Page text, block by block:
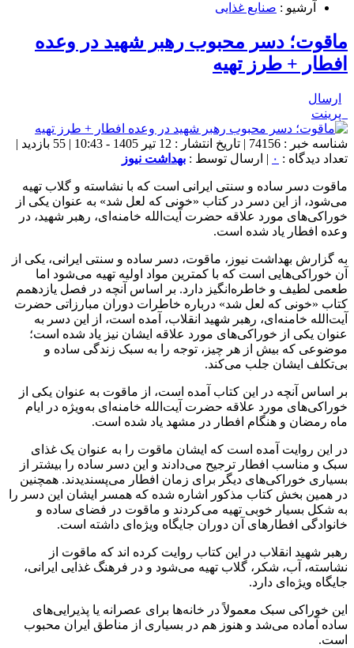
آرشیو : صنایع غذایی
ماقوت؛ دسر محبوب رهبر شهید در وعده
افطار + طرز تهیه
ارسال
پرینت
شناسه خبر : 74156 | تاریخ انتشار : 12 تیر 1405 - 10:43 | 55 بازدید |
تعداد دیدگاه : ۰ | ارسال توسط : بهداشت نیوز
ماقوت دسر ساده و سنتی ایرانی است که با نشاسته و گلاب تهیه
می‌شود، از این دسر در کتاب «خونی که لعل شد» به عنوان یکی از
خوراکی‌های مورد علاقه حضرت آیت‌الله خامنه‌ای، رهبر شهید، در
وعده افطار یاد شده است.
به گزارش بهداشت نیوز، ماقوت، دسر ساده و سنتی ایرانی، یکی از
آن خوراکی‌هایی است که با کمترین مواد اولیه تهیه می‌شود اما
طعمی لطیف و خاطره‌انگیز دارد. بر اساس آنچه در فصل یازدهمم
کتاب «خونی که لعل شد» درباره خاطرات دوران مبارزاتی حضرت
آیت‌الله خامنه‌ای، رهبر شهید انقلاب، آمده است، از این دسر به
عنوان یکی از خوراکی‌های مورد علاقه ایشان نیز یاد شده است؛
موضوعی که بیش از هر چیز، توجه را به سبک زندگی ساده و
بی‌تکلف ایشان جلب می‌کند.
بر اساس آنچه در این کتاب آمده است، از ماقوت به عنوان یکی از
خوراکی‌های مورد علاقه حضرت آیت‌الله خامنه‌ای به‌ویژه در ایام
ماه رمضان و هنگام افطار در مشهد یاد شده است.
در این روایت آمده است که ایشان ماقوت را به عنوان یک غذای
سبک و مناسب افطار ترجیح می‌دادند و این دسر ساده را بیشتر از
بسیاری خوراکی‌های دیگر برای زمان افطار می‌پسندیدند. همچنین
در همین بخش کتاب مذکور اشاره شده که همسر ایشان این دسر را
به شکل بسیار خوبی تهیه می‌کردند و ماقوت در فضای ساده و
خانوادگی افطارهای آن دوران جایگاه ویژه‌ای داشته است.
رهبر شهید انقلاب در این کتاب روایت کرده اند که ماقوت از
نشاسته، آب، شکر، گلاب تهیه می‌شود و در فرهنگ غذایی ایرانی،
جایگاه ویژه‌ای دارد.
این خوراکی سبک معمولاً در خانه‌ها برای عصرانه یا پذیرایی‌های
ساده آماده می‌شد و هنوز هم در بسیاری از مناطق ایران محبوب
است.